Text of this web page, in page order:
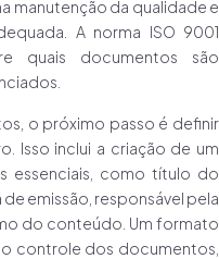
manutenção da qualidade e
A norma ISO 9001
quais documentos são
o próximo passo é definir
Isso inclui a criação de um
essenciais, como título do
emissão, responsável pela
do conteúdo. Um formato
controle dos documentos,